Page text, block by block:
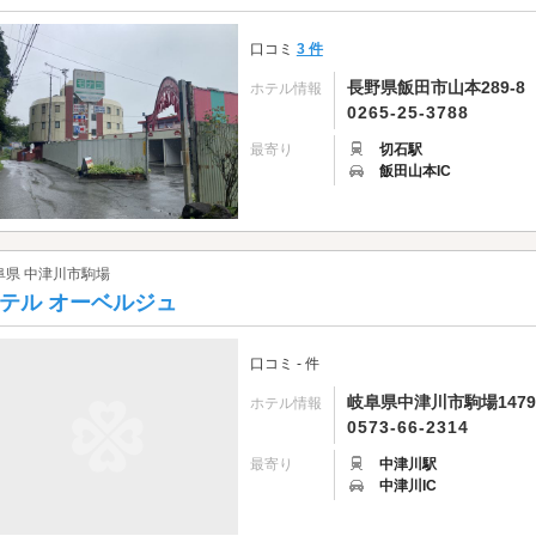
口コミ 3 件
ホテル情報
長野県飯田市山本289-8
0265-25-3788
最寄り
切石駅
飯田山本IC
県 中津川市駒場
ル オーベルジュ
口コミ - 件
ホテル情報
岐阜県中津川市駒場
0573-66-2314
最寄り
中津川駅
中津川IC